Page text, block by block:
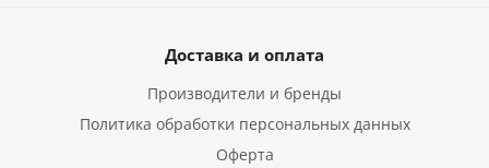
Доставка и оплата
Производители и бренды
Политика обработки персональных данных
Оферта